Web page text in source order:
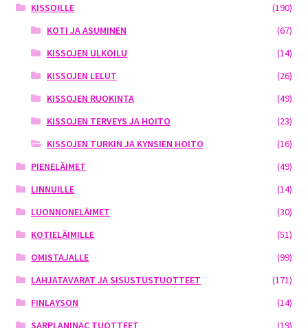
KISSOILLE
(190)
KOTI JA ASUMINEN
(67)
KISSOJEN ULKOILU
(14)
KISSOJEN LELUT
(26)
KISSOJEN RUOKINTA
(49)
KISSOJEN TERVEYS JA HOITO
(23)
KISSOJEN TURKIN JA KYNSIEN HOITO
(16)
PIENELÄIMET
(49)
LINNUILLE
(14)
LUONNONELÄIMET
(30)
KOTIELÄIMILLE
(51)
OMISTAJALLE
(99)
LAHJATAVARAT JA SISUSTUSTUOTTEET
(171)
FINLAYSON
(14)
SARPLANINAC TUOTTEET
(19)